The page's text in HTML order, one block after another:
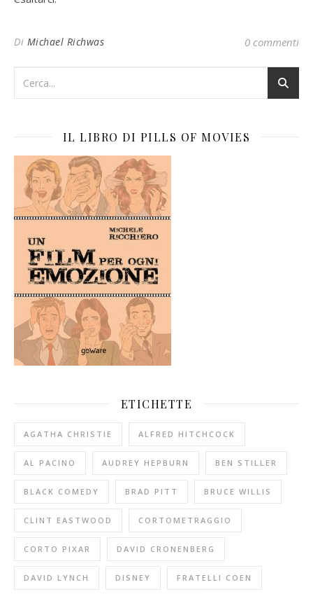
Di Michael Richwas 0 commenti
IL LIBRO DI PILLS OF MOVIES
ETICHETTE
AGATHA CHRISTIE ALFRED HITCHCOCK
AL PACINO AUDREY HEPBURN BEN STILLER
BLACK COMEDY BRAD PITT BRUCE WILLIS
CLINT EASTWOOD CORTOMETRAGGIO
CORTO PIXAR DAVID CRONENBERG
DAVID LYNCH DISNEY FRATELLI COEN